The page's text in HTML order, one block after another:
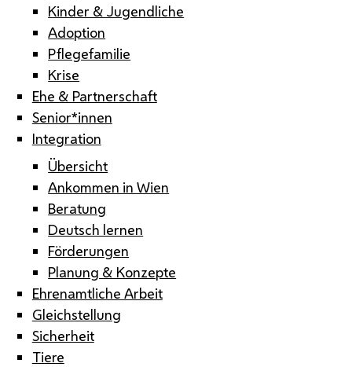
Kinder & Jugendliche
Adoption
Pflegefamilie
Krise
Ehe & Partnerschaft
Senior*innen
Integration
Übersicht
Ankommen in Wien
Beratung
Deutsch lernen
Förderungen
Planung & Konzepte
Ehrenamtliche Arbeit
Gleichstellung
Sicherheit
Tiere